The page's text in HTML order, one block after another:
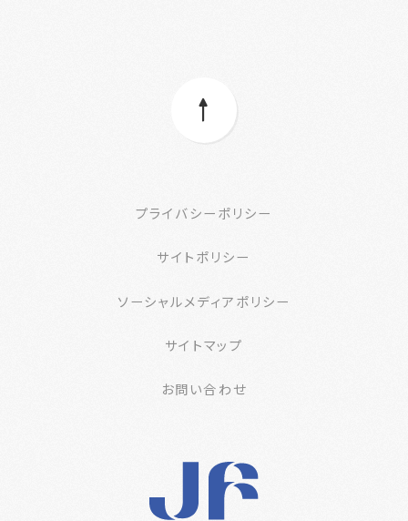
プライバシーポリシー
サイトポリシー
ソーシャルメディアポリシー
サイトマップ
お問い合わせ